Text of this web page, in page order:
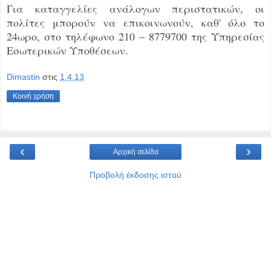
Για καταγγελίες ανάλογων περιστατικών, οι
πολίτες μπορούν να επικοινωνούν, καθ' όλο το
24ωρο, στο τηλέφωνο 210 – 8779700 της Υπηρεσίας
Εσωτερικών Υποθέσεων.
Dimastin στις 1.4.13
Κοινή χρήση
‹ ›
Αρχική σελίδα
Προβολή έκδοσης ιστού